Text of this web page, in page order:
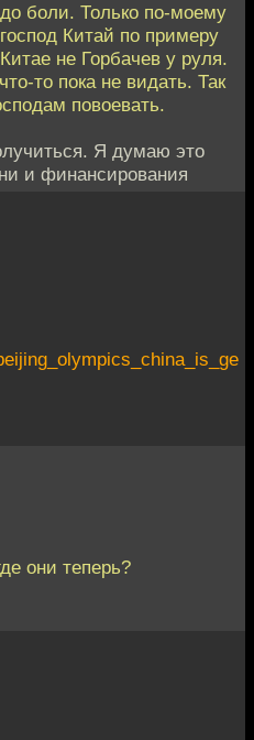
боли. Только по-моему
Китай по примеру
не Горбачев у руля.
то пока не видать. Так
повоевать.
Я думаю это
и финансирования
они теперь?